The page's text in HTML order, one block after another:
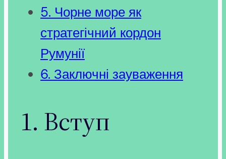
5. Чорне море як
стратегічний кордон
Румунії
6. Заключні зауваження
1. Вступ